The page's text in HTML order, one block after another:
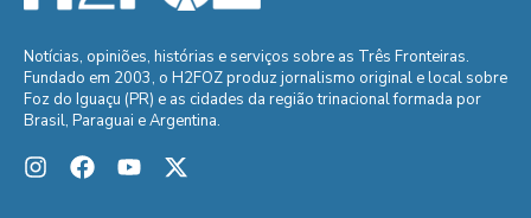
Notícias, opiniões, histórias e serviços sobre as Três Fronteiras.
Fundado em 2003, o H2FOZ produz jornalismo original e local sobre
Foz do Iguaçu (PR) e as cidades da região trinacional formada por
Brasil, Paraguai e Argentina.